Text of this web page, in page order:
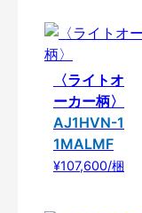
〈ライトオ
ーカー柄〉
AJ1HVN-1
1MALMF
¥107,600/梱